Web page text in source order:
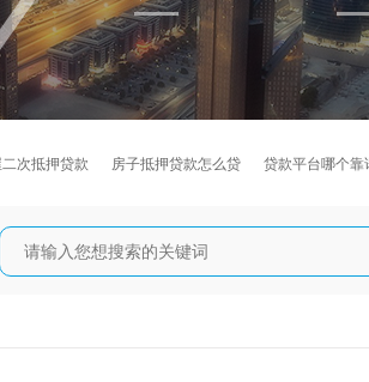
二次抵押贷款 房子抵押贷款怎么贷 贷款平台哪个靠